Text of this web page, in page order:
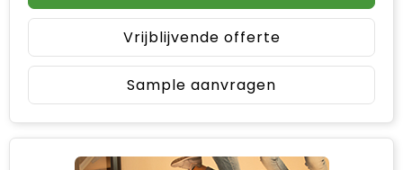
Vrijblijvende offerte
Sample aanvragen